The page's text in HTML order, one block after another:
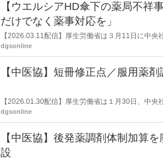
【ウエルシアHD傘下の薬局不祥
だけでなく薬事対応を」
【2026.03.11配信】厚生労働省は３月11日に中
本薬剤師会副会長の森昌平氏は、ウエルシアホー
dgsonline
【中医協】短冊修正点／服用薬
【2026.01.30配信】厚生労働省は１月30日、中
改定の個別改定項目、いわゆる短冊の修正点を議
dgsonline
【中医協】後発薬調剤体制加算
設